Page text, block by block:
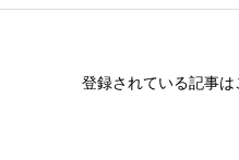
登録されている記事は